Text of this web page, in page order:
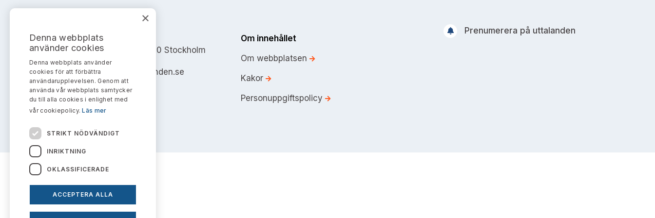
Address: Box 7354, 103 90 Stockholm
info@aktiemarknadsnamnden.se
Om innehållet
Om webbplatsen
Kakor
Personuppgiftspolicy
Prenumerera på uttalanden
×
Denna webbplats
använder cookies
Denna webbplats använder
cookies för att förbättra
användarupplevelsen. Genom att
använda vår webbplats samtycker
du till alla cookies i enlighet med
vår cookiepolicy.Läs mer
STRIKT NÖDVÄNDIGT
INRIKTNING
OKLASSIFICERADE
ACCEPTERA ALLA